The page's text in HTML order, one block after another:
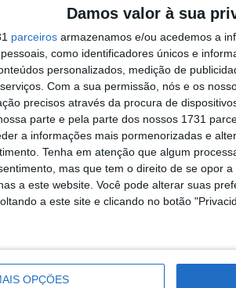
Damos valor à sua
parceiros armazenamos e/ou acedemos a
como identificadores únicos e
personalizados, medição de
Com a sua permissão, nós e os
precisos através da procura de
parte e pela parte dos nossos 1731
a informações mais pormenorizadas e
Tenha em atenção que algum
mas que tem o direito de se opor
a este website. Você pode alterar suas
a este site e clicando no botão
OPÇÕES
ao teu Firefox e nas ferramentas ou tools
e logo perto do fim encontras um local para
é o browser predefinido.
mail algum.
17:00